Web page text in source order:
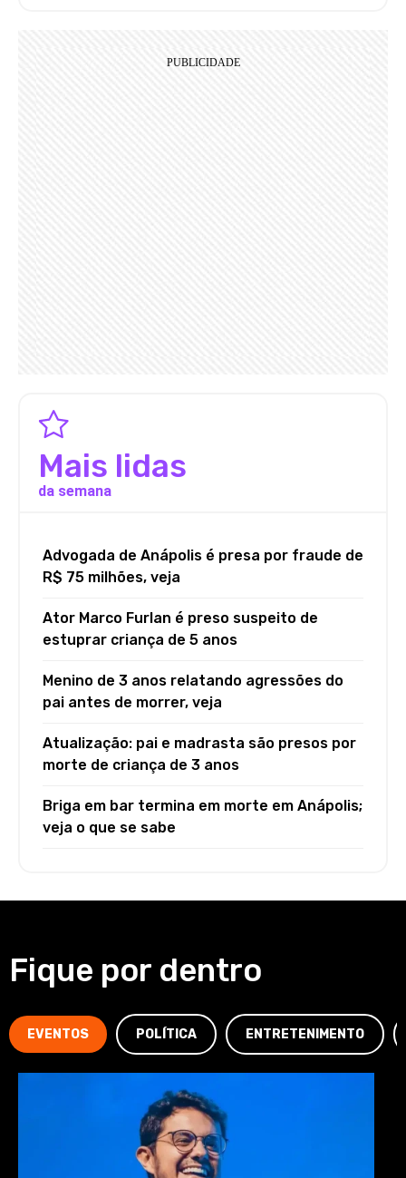
Mais lidas
da semana
Advogada de Anápolis é presa por fraude de
R$ 75 milhões, veja
Ator Marco Furlan é preso suspeito de
estuprar criança de 5 anos
Menino de 3 anos relatando agressões do
pai antes de morrer, veja
Atualização: pai e madrasta são presos por
morte de criança de 3 anos
Briga em bar termina em morte em Anápolis;
veja o que se sabe
Fique por dentro
EVENTOS POLÍTICA ENTRETENIMENTO